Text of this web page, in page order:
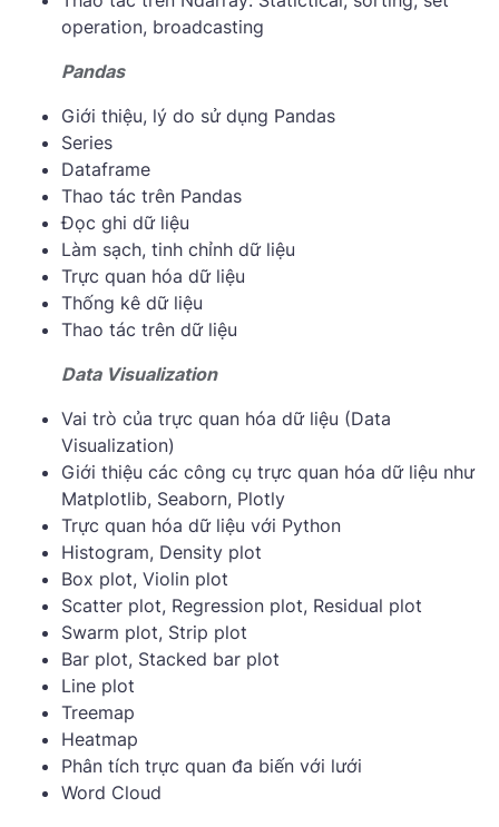
operation, broadcasting
Pandas
Giới thiệu, lý do sử dụng Pandas
Series
Dataframe
Thao tác trên Pandas
Đọc ghi dữ liệu
Làm sạch, tinh chỉnh dữ liệu
Trực quan hóa dữ liệu
Thống kê dữ liệu
Thao tác trên dữ liệu
Data Visualization
Vai trò của trực quan hóa dữ liệu (Data
Visualization)
Giới thiệu các công cụ trực quan hóa dữ liệu như
Matplotlib, Seaborn, Plotly
Trực quan hóa dữ liệu với Python
Histogram, Density plot
Box plot, Violin plot
Scatter plot, Regression plot, Residual plot
Swarm plot, Strip plot
Bar plot, Stacked bar plot
Line plot
Treemap
Heatmap
Phân tích trực quan đa biến với lưới
Word Cloud